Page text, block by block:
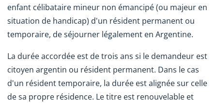
enfant célibataire mineur non émancipé (ou majeur en
situation de handicap) d'un résident permanent ou
temporaire, de séjourner légalement en Argentine.
La durée accordée est de trois ans si le demandeur est
citoyen argentin ou résident permanent. Dans le cas
d'un résident temporaire, la durée est alignée sur celle
de sa propre résidence. Le titre est renouvelable et